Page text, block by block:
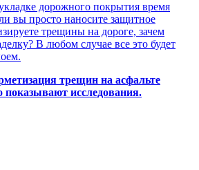
дорожного покрытия время
вы просто наносите защитное
трещины на дороге, зачем
В любом случае все это будет
трещин на асфальте
показывают исследования.